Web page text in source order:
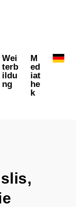
Wei
terb
ildu
ng
M
ed
iat
he
k